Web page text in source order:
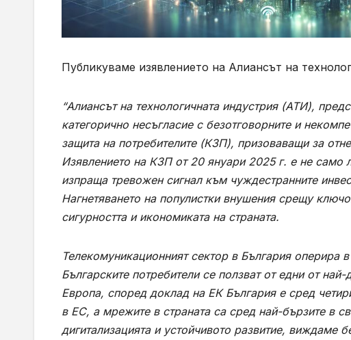
Публикуваме изявлението на Алиансът на
“Алиансът на технологичната индустрия (АТИ),
категорично несъгласие с безотговорните и
защита на потребителите (КЗП), призоваващи за
Изявлението на КЗП от 20 януари 2025 г. e не само
изпраща тревожен сигнал към чуждестранните
Нагнетяването на популистки внушения срещу
сигурността и икономиката на страната.
Телекомуникационният сектор в България оперира
Българските потребители се ползват от едни от
Европа, според доклад на ЕК България е сред
в ЕС, а мрежите в страната са сред най-бързите в
дигитализацията и устойчивото развитие, виждаме